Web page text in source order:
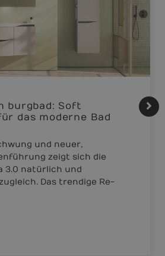
burgbad: Soft
das moderne Bad
und neuer,
zeigt sich die
3.0 natürlich und
Das trendige Re-